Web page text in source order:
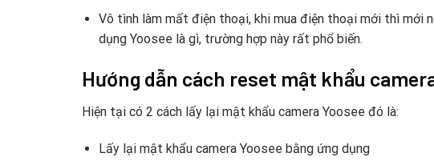
Vô tình làm mất điện thoại, khi mua điện thoại mới thì mới
dụng Yoosee là gì, trường hợp này rất phổ biến.
Hướng dẫn cách reset mật khẩu
Hiện tại có 2 cách lấy lại mật khẩu camera Yoosee đó là:
Lấy lại mật khẩu camera Yoosee bằng ứng dụng